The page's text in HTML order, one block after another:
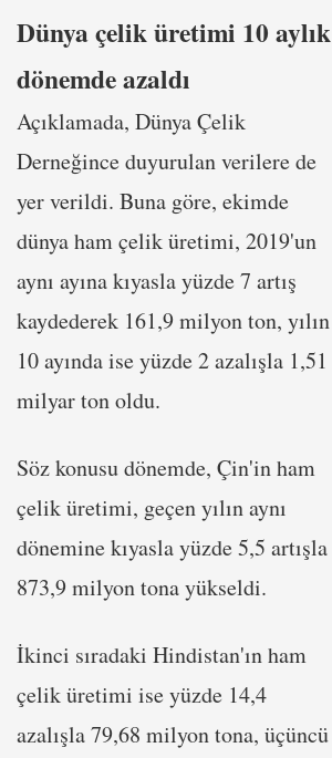
Dünya çelik üretimi 10 aylık
dönemde azaldı
Açıklamada, Dünya Çelik
Derneğince duyurulan verilere de
yer verildi. Buna göre, ekimde
dünya ham çelik üretimi, 2019'un
aynı ayına kıyasla yüzde 7 artış
kaydederek 161,9 milyon ton, yılın
10 ayında ise yüzde 2 azalışla 1,51
milyar ton oldu.
Söz konusu dönemde, Çin'in ham
çelik üretimi, geçen yılın aynı
dönemine kıyasla yüzde 5,5 artışla
873,9 milyon tona yükseldi.
İkinci sıradaki Hindistan'ın ham
çelik üretimi ise yüzde 14,4
azalışla 79,68 milyon tona, üçüncü